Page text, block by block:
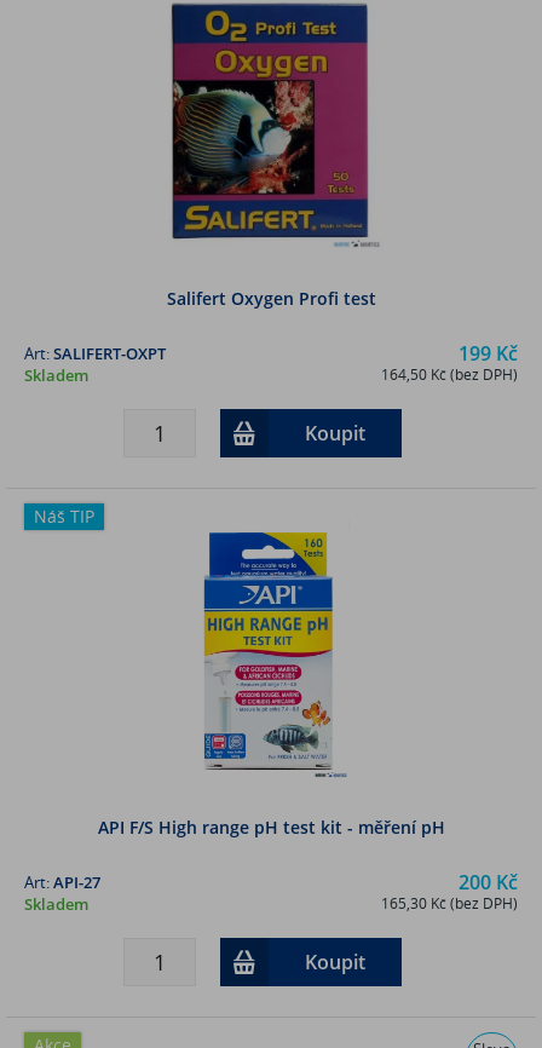
Salifert Oxygen Profi test
199 Kč
164,50 Kč (bez DPH)
Art:SALIFERT-OXPT
Skladem
Koupit
Náš TIP
API F/S High range pH test kit - měření pH
200 Kč
165,30 Kč (bez DPH)
Art:API-27
Skladem
Koupit